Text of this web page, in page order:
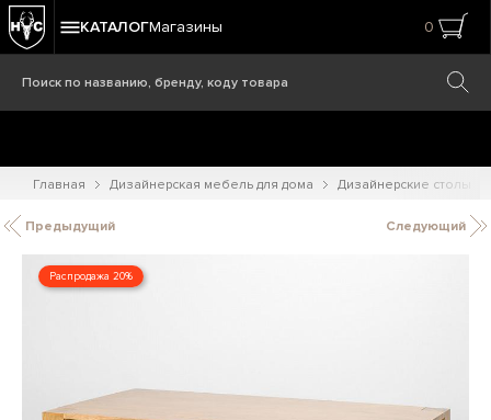
КАТАЛОГМагазины 0
Главная Дизайнерская мебель для дома Дизайнерские столы
Предыдущий Следующий
Распродажа 20%